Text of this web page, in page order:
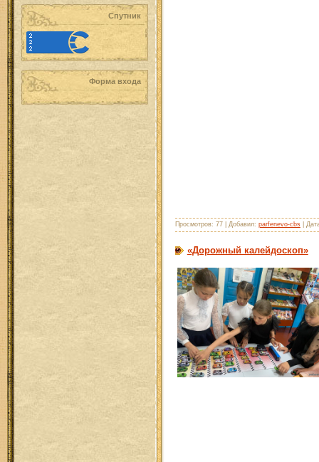
Спутник
Форма входа
Просмотров: 77 | Добавил: parfenevo-cbs|
«Дорожный калейдоскоп»